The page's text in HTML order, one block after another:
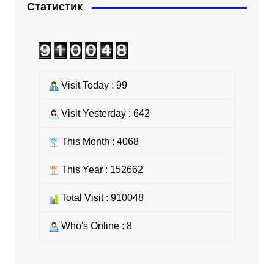
Статистик
Visit Today : 99
Visit Yesterday : 642
This Month : 4068
This Year : 152662
Total Visit : 910048
Who's Online : 8